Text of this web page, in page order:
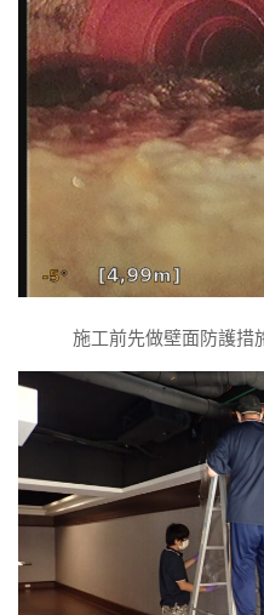
施工前先做壁面防護措